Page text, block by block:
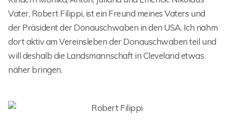
Vater, Robert Filippi, ist ein Freund meines Vaters und
der Präsident der Donauschwaben in den USA. Ich nahm
dort aktiv am Vereinsleben der Donauschwaben teil und
will deshalb die Landsmannschaft in Cleveland etwas
näher bringen.